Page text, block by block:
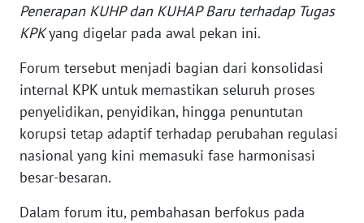
Penerapan KUHP dan KUHAP Baru terhadap Tugas
KPKyang digelar pada awal pekan ini.
Forum tersebut menjadi bagian dari konsolidasi
internal KPK untuk memastikan seluruh proses
penyelidikan, penyidikan, hingga penuntutan
korupsi tetap adaptif terhadap perubahan regulasi
nasional yang kini memasuki fase harmonisasi
besar-besaran.
Dalam forum itu, pembahasan berfokus pada
KARIR
News
Regional
WN